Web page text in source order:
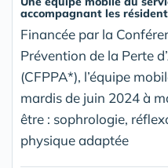
accompagnant les
Financée par la
Prévention de la Perte
(CFPPA*), l’équipe
mardis de juin 2024 à
être : sophrologie,
physique adaptée